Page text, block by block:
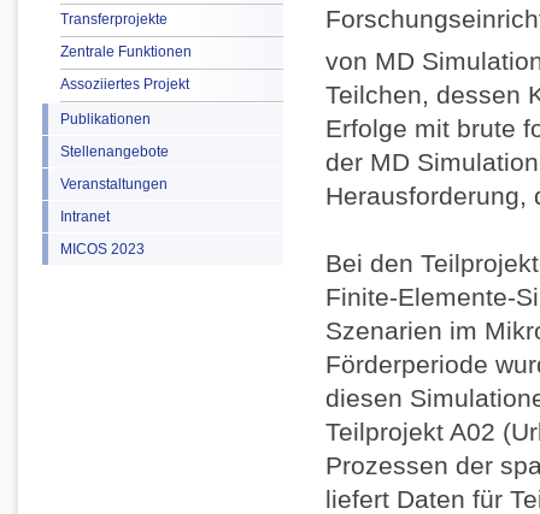
Transferprojekte
Zentrale Funktionen
Assoziiertes Projekt
Publikationen
Stellenangebote
Veranstaltungen
Intranet
MICOS 2023
von MD
Teilchen, dessen
Erfolge mit brute
der MD
Herausforderung,
Bei den
Finite-Elemente-
Szenarien im
Förderperiode
diesen
Teilprojekt A02
Prozessen der
liefert Daten für